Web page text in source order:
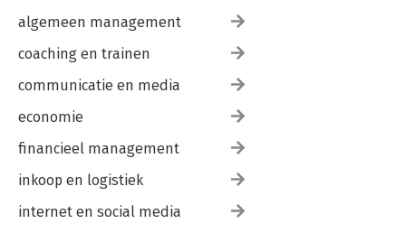
algemeen management
coaching en trainen
communicatie en media
economie
financieel management
inkoop en logistiek
internet en social media